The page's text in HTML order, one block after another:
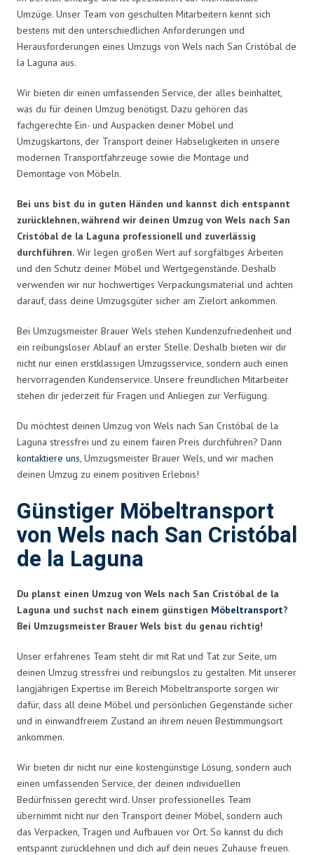
Umzüge. Unser Team von geschulten Mitarbeitern kennt sich
bestens mit den unterschiedlichen Anforderungen und
Herausforderungen eines Umzugs von Wels nach San Cristóbal de
la Laguna aus.
Wir bieten dir einen umfassenden Service, der alles beinhaltet,
was du für deinen Umzug benötigst. Dazu gehören das
fachgerechte Ein- und Auspacken deiner Möbel und
Umzugskartons, der Transport deiner Habseligkeiten in unsere
modernen Transportfahrzeuge sowie die Montage und
Demontage von Möbeln.
Bei uns bist du in guten Händen und kannst dich entspannt
zurücklehnen, während wir deinen Umzug von Wels nach San
Cristóbal de la Laguna professionell und zuverlässig
durchführen. Wir legen großen Wert auf sorgfältiges Arbeiten
und den Schutz deiner Möbel und Wertgegenstände. Deshalb
verwenden wir nur hochwertiges Verpackungsmaterial und achten
darauf, dass deine Umzugsgüter sicher am Zielort ankommen.
Bei Umzugsmeister Brauer Wels stehen Kundenzufriedenheit und
ein reibungsloser Ablauf an erster Stelle. Deshalb bieten wir dir
nicht nur einen erstklassigen Umzugsservice, sondern auch einen
hervorragenden Kundenservice. Unsere freundlichen Mitarbeiter
stehen dir jederzeit für Fragen und Anliegen zur Verfügung.
Du möchtest deinen Umzug von Wels nach San Cristóbal de la
Laguna stressfrei und zu einem fairen Preis durchführen? Dann
kontaktiere uns, Umzugsmeister Brauer Wels, und wir machen
deinen Umzug zu einem positiven Erlebnis!
Günstiger Möbeltransport
von Wels nach San Cristóbal
de la Laguna
Du planst einen Umzug von Wels nach San Cristóbal de la
Laguna und suchst nach einem günstigen Möbeltransport?
Bei Umzugsmeister Brauer Wels bist du genau richtig!
Unser erfahrenes Team steht dir mit Rat und Tat zur Seite, um
deinen Umzug stressfrei und reibungslos zu gestalten. Mit unserer
langjährigen Expertise im Bereich Möbeltransporte sorgen wir
dafür, dass all deine Möbel und persönlichen Gegenstände sicher
und in einwandfreiem Zustand an ihrem neuen Bestimmungsort
ankommen.
Wir bieten dir nicht nur eine kostengünstige Lösung, sondern auch
einen umfassenden Service, der deinen individuellen
Bedürfnissen gerecht wird. Unser professionelles Team
übernimmt nicht nur den Transport deiner Möbel, sondern auch
das Verpacken, Tragen und Aufbauen vor Ort. So kannst du dich
entspannt zurücklehnen und dich auf dein neues Zuhause freuen.